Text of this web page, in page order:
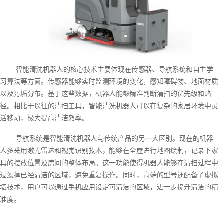
智能清洗机器人的核心技术主要体现在传感器、导航系统和自主学
习算法等方面。传感器能够实时监测环境的变化，感知障碍物、地面材质
以及污垢分布。基于这些数据，机器人能够精准判断清扫的优先级和路
径。相比于以往的清扫工具，智能清洗机器人可以在复杂的家居环境中灵
活移动，极大提高清洁效率。
导航系统是智能清洗机器人与传统产品的另一大区别。现在的机器
人多采用激光雷达和视觉识别技术，能够在全屋进行地图绘制，记录下家
具的摆放位置及房间的整体布局。这一功能使得机器人能够在清扫过程中
过滤掉已经清洁的区域，避免重复操作。同时，高端的型号还配备了虚拟
墙技术，用户可以通过手机应用设定可清洁的区域，进一步提升清洁的精
准度。